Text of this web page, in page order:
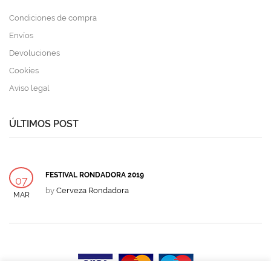
Condiciones de compra
Envíos
Devoluciones
Cookies
Aviso legal
ÚLTIMOS POST
07
MAR
FESTIVAL RONDADORA 2019
by Cerveza Rondadora